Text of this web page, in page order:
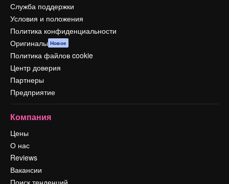
Служба поддержки
Условия и положения
Политика конфиденциальности
Оригиналы Новое
Политика файлов cookie
Центр доверия
Партнеры
Предприятие
Компания
Цены
О нас
Reviews
Вакансии